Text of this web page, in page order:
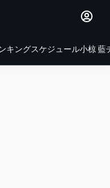
キングスケジュール小椋 藍